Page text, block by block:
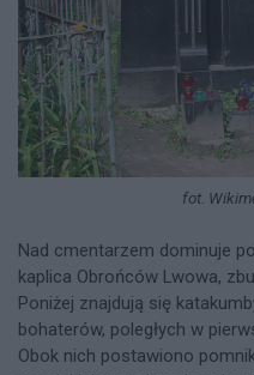
fot.
Nad cmentarzem dominuje
kaplica Obrońców Lwowa,
Poniżej znajdują się
bohaterów, poległych w
Obok nich postawiono